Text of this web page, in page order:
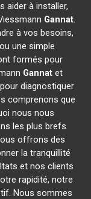
aider à installer,
Gannat.
à vos besoins,
une simple
formés pour
Gannatet
diagnostiquer
comprenons que
nous nous
les plus brefs
offrons des
la tranquillité
et nos clients
rapidité, notre
Nous sommes